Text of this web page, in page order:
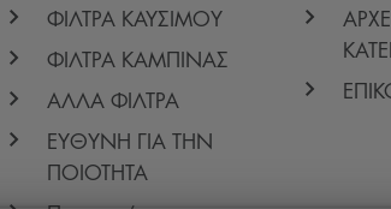
ΦΙΛΤΡΑ ΚΑΥΣΙΜΟΥ
ΦΙΛΤΡΑ ΚΑΜΠΙΝΑΣ
ΑΛΛΑ ΦΙΛΤΡΑ
ΕΥΘΥΝΗ ΓΙΑ ΤΗΝ
ΠΟΙΟΤΗΤΑ